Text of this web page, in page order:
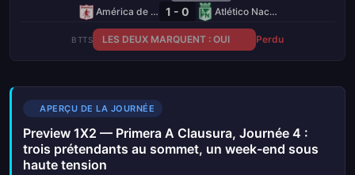
América de Cali 1 - 0 Atlético Nacional
BTTS LES DEUX MARQUENT : OUI Perdu
APERÇU DE LA JOURNÉE
Preview 1X2 — Primera A Clausura, Journée 4 :
trois prétendants au sommet, un week-end sous
haute tension